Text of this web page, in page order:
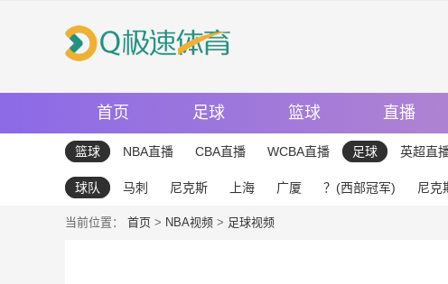
首页 足球 篮球 直播
篮球 NBA直播 CBA直播 WCBA直播 足球 英超直
球队 马刺 尼克斯 上海 广厦 ？(西部冠军) 尼克
当前位置： 首页 > NBA视频 > 足球视频